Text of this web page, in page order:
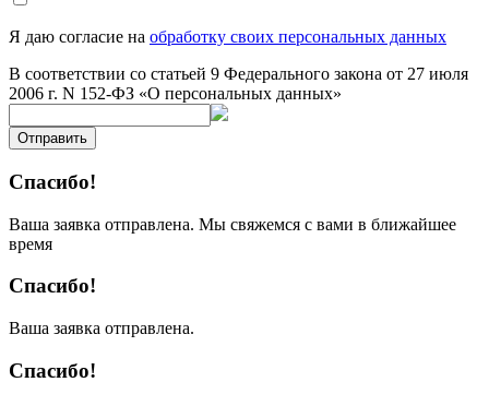
Я даю согласие на обработку своих персональных данных
В соответствии со статьей 9 Федерального закона от 27 июля
2006 г. N 152-ФЗ «О персональных данных»
Отправить
Спасибо!
Ваша заявка отправлена. Мы свяжемся с вами в ближайшее
время
Спасибо!
Ваша заявка отправлена.
Спасибо!